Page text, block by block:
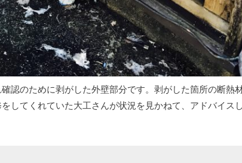
認のために剥がした外壁部分です。剥がした箇所の断熱
してくれていた大工さんが状況を見かねて、アドバイス